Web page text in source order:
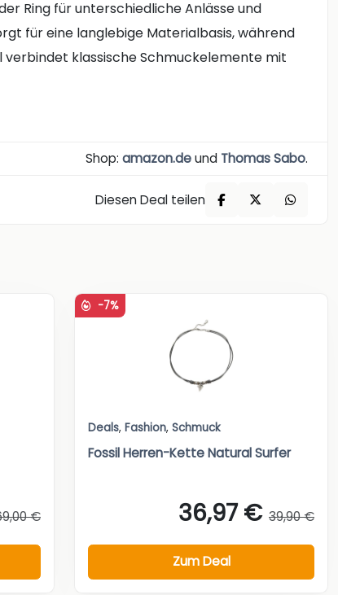
Ring für unterschiedliche Anlässe und
für eine langlebige Materialbasis, während
verbindet klassische Schmuckelemente mit
Shop: amazon.deund Thomas Sabo.
Diesen Deal teilen
€
-7%
Deals, Fashion, Schmuck
Fossil Herren-Kette Natural Surfer
36,97 € 39,90 €
Zum Deal